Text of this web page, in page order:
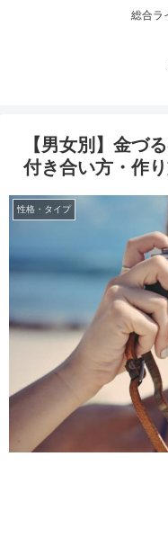
総合ラ
【男女別】金づ
付き合い方・作
性格・タイプ